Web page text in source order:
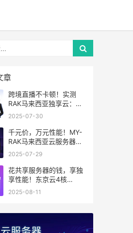
章
跨境直播不卡顿！实测
RAK马来西亚独享云：
1080P推流稳定，首月6
2025-07-30
千元价，万元性能！MY-
RAK马来西亚云服务器：
首月5折+免费SEO工具，
2025-07-29
花共享服务器的钱，享独
享性能！东京云4核
8G+10M带宽降价来袭
2025-08-11